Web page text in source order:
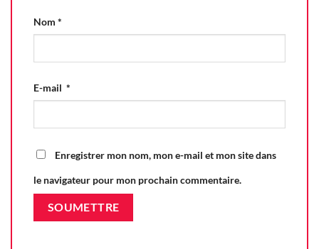
Nom *
E-mail *
Enregistrer mon nom, mon e-mail et mon site dans
le navigateur pour mon prochain commentaire.